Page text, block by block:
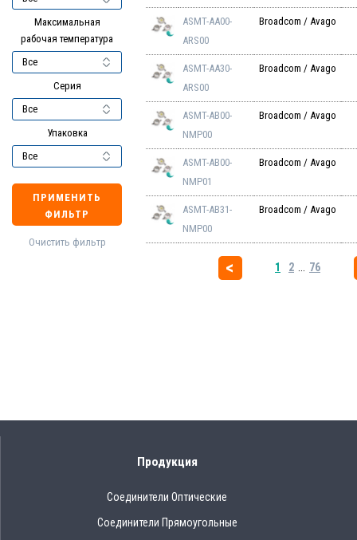
Максимальная
рабочая температура
Серия
Упаковка
ПРИМЕНИТЬ
ФИЛЬТР
Очистить фильтр
ASMT-AA00-
ARS00
Broadcom / Avago
ASMT-AA30-
ARS00
Broadcom / Avago
ASMT-AB00-
NMP00
Broadcom / Avago
ASMT-AB00-
NMP01
Broadcom / Avago
ASMT-AB31-
NMP00
Broadcom / Avago
1 2 76
Продукция
Соединители Оптические
Соединители Прямоугольные